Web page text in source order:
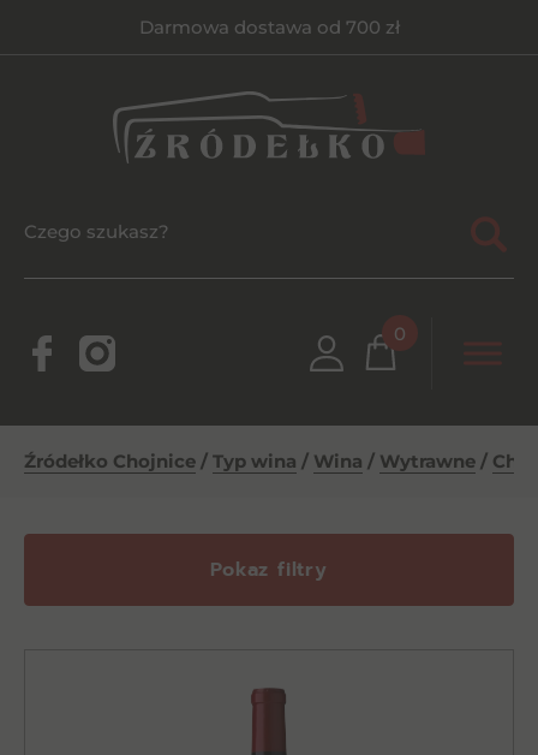
Darmowa dostawa od 700 zł
0
Źródełko Chojnice / Typ wina / Wina / Wytrawne /
Pokaz filtry